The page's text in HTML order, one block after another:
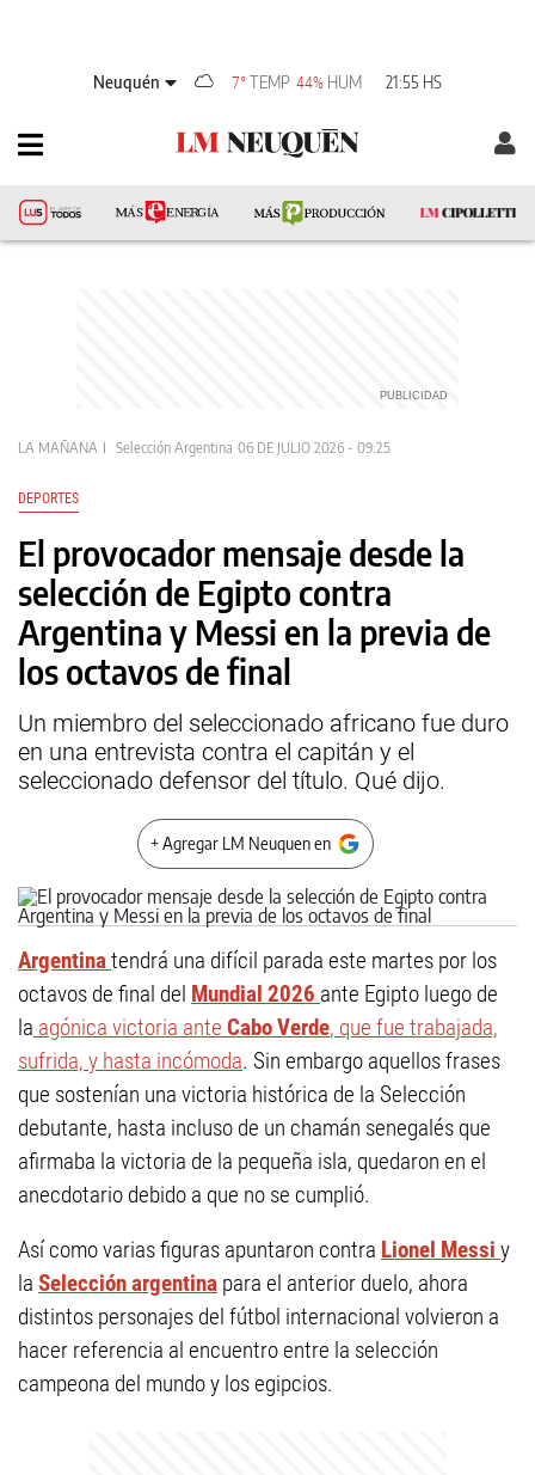
Neuquén 7°TEMP 44% HUM 21:55 HS
LA MAÑANA Selección Argentina 06 DE JULIO 2026 - 09:25
DEPORTES
El provocador mensaje desde la
selección de Egipto contra
Argentina y Messi en la previa de
los octavos de final
Un miembro del seleccionado africano fue duro
en una entrevista contra el capitán y el
seleccionado defensor del título. Qué dijo.
+ Agregar LM Neuquen en
Argentinatendrá una difícil parada este martes por los
octavos de final del Mundial 2026 ante Egipto luego de
la agónica victoria ante Cabo Verde, que fue trabajada,
sufrida, y hasta incómoda. Sin embargo aquellos frases
que sostenían una victoria histórica de la Selección
debutante, hasta incluso de un chamán senegalés que
afirmaba la victoria de la pequeña isla, quedaron en el
anecdotario debido a que no se cumplió.
Así como varias figuras apuntaron contra Lionel Messi y
la Selección argentina para el anterior duelo, ahora
distintos personajes del fútbol internacional volvieron a
hacer referencia al encuentro entre la selección
campeona del mundo y los egipcios.